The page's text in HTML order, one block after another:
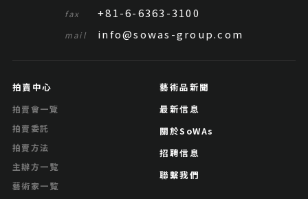
fax +81-6-6363-3100
mail info@sowas-group.com
拍賣中心
拍賣會一覽
拍賣委託
拍賣方法
主辦方一覧
藝術家一覧
藝術品新聞
最新信息
關於SoWAs
招聘信息
聯繫我們